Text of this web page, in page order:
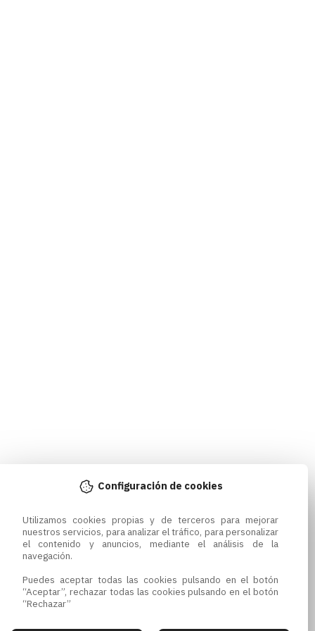
Configuración de cookies
Utilizamos cookies propias y de terceros para mejorar
nuestros servicios, para analizar el tráfico, para personalizar
el contenido y anuncios, mediante el análisis de la
navegación.
Puedes aceptar todas las cookies pulsando en el botón
“Aceptar”, rechazar todas las cookies pulsando en el botón
“Rechazar”